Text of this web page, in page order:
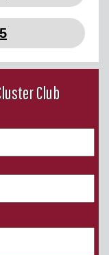
Club